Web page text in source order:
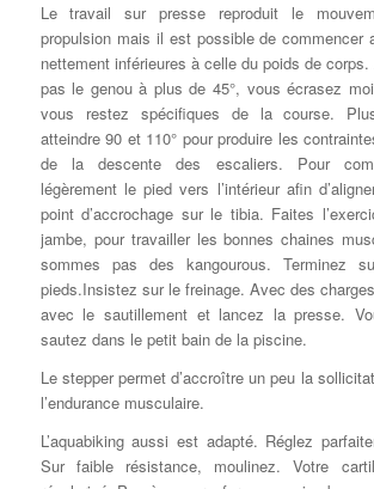
Le travail sur presse reproduit le
propulsion mais il est possible de commencer
nettement inférieures à celle du poids de
pas le genou à plus de 45°, vous écrasez
vous restez spécifiques de la course.
atteindre 90 et 110° pour produire les
de la descente des escaliers. Pour
légèrement le pied vers l’intérieur afin
point d’accrochage sur le tibia. Faites
jambe, pour travailler les bonnes chaines
sommes pas des kangourous. Terminez
pieds.Insistez sur le freinage. Avec des
avec le sautillement et lancez la presse.
sautez dans le petit bain de la piscine.
Le stepper permet d’accroître un peu la
l’endurance musculaire.
L’aquabiking aussi est adapté. Réglez
Sur faible résistance, moulinez. Votre